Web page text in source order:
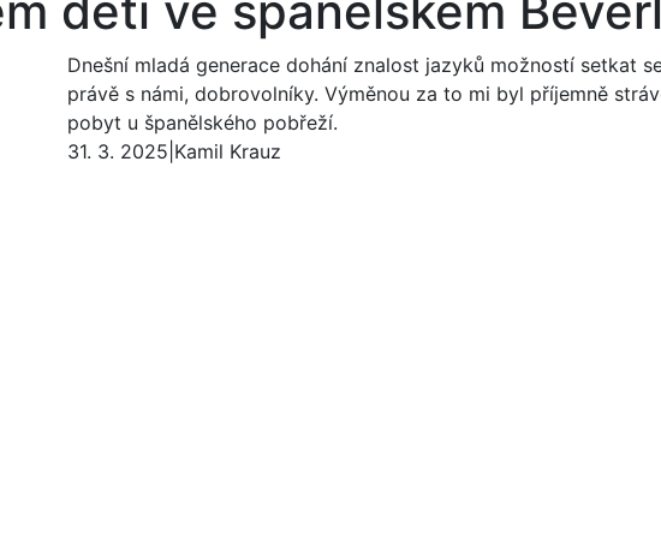
Dnešní mladá generace dohání znalost jazyků možností setkat
právě s námi, dobrovolníky. Výměnou za to mi byl příjemně
pobyt u španělského pobřeží.
31. 3. 2025 Kamil Krauz